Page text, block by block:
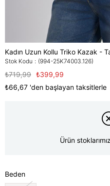
Kadın Uzun Kollu Triko Kazak -
Stok Kodu (994-25K74003.126)
₺719,99 ₺399,99
₺66,67 'den başlayan taksitlerle
Ürün
Beden